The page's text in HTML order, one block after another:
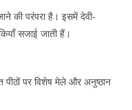
की परंपरा है। इसमें देवी-
सजाई जाती हैं।
पीठों पर विशेष मेले और अनुष्ठान